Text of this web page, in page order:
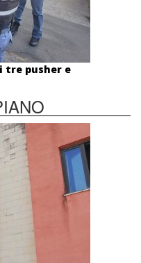
tre pusher e